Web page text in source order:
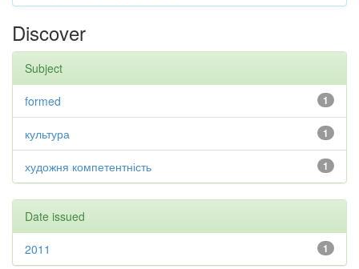
Discover
Subject
1
formed
1
культура
1
художня компетентність
Date issued
1
2011